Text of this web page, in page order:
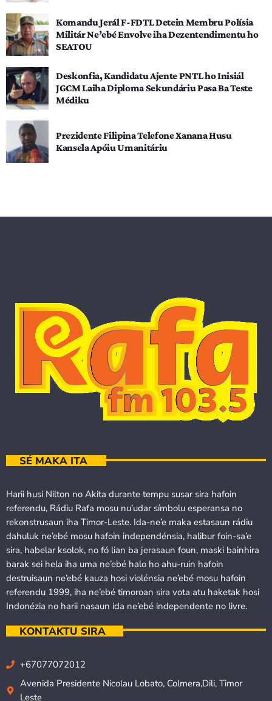
Komandu Jerál F-FDTL Detein Membru Polísia
Militár Ne’ebé Envolve iha Dezentendimentu ho
SEATOU
Deskonfia, Kandidatu Ajente PNTL ho Inisiál
JGCM Laiha Diploma Sekundáriu Pasa Ba Teste
Médiku
Prezidente Filipina Telefone Xanana Husu
Kansela Apóiu Umanitáriu
SÉ MAKA ITA
Harii husi Nilton no Akita durante tempu susar sira hafoin
referendu, Rádiu Rafa mosu nu’udar símbolu esperansa no
rekonstrusaun iha Timor-Leste. Ida-ne’e maka estasaun rádiu
dahuluk ne’ebé mosu hafoin independénsia, halibur foin-sa’e
sira, habelar ksolok, no fó lian ba jerasaun foun, maski bainhira
barak sei hela iha uma ne’ebé halo ho ahu-ruin hafoin
destruisaun ne’ebé kauza hosi violénsia ne’ebé mosu hafoin
referendu 1999, iha ne’ebé timoroan sira vota atu haketak hosi
Indonézia no harii nasaun ida ne’ebé independente no livre.
KONTAKTU SIRA
+67077072012
Avenida Presidente Nicolau Lobato, Colmera,Dili, Timor
Leste